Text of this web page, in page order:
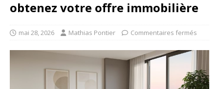
obtenez votre offre immobilière
mai 28, 2026 Mathias Pontier Commentaires fermés